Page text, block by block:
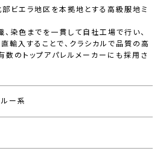
ビエラ地区を本拠地とする高級服地ミ
染色までを一貫して自社工場で行い、
輸入することで、クラシカルで品質の高
数のトップアパレルメーカーにも採用さ
ー系